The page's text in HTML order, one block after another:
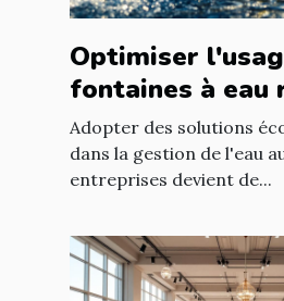
Optimiser
fontaines à eau
pour
Adopter des solutions
dans la gestion de l'eau
entreprises devient de...